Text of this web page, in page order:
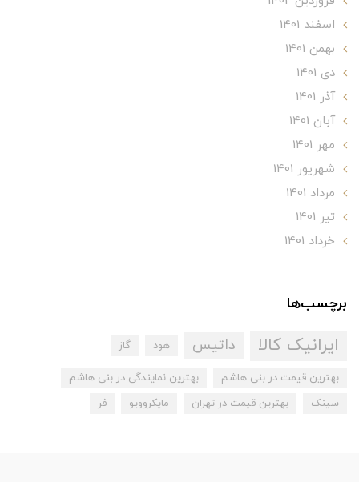
اسفند 1401
بهمن 1401
دی 1401
آذر 1401
آبان 1401
مهر 1401
شهریور 1401
مرداد 1401
تير 1401
خرداد 1401
برچسب‌ها
ایرانیک کالا داتیس هود گاز
بهترین قیمت در بنی هاشم
بهترین نمایندگی در بنی هاشم
سینک
بهترین قیمت در تهران مایکروویو فر